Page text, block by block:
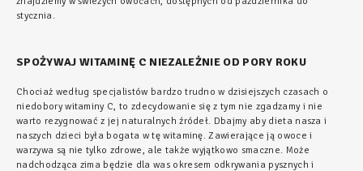
stycznia.
SPOŻYWAJ WITAMINĘ C NIEZALEŻNIE OD PORY ROKU
Chociaż według specjalistów bardzo trudno w dzisiejszych czasach o
niedobory witaminy C, to zdecydowanie się z tym nie zgadzamy i nie
warto rezygnować z jej naturalnych źródeł. Dbajmy aby dieta nasza i
naszych dzieci była bogata w tę witaminę. Zawierające ją owoce i
warzywa są nie tylko zdrowe, ale także wyjątkowo smaczne. Może
nadchodząca zima będzie dla was okresem odkrywania pysznych i